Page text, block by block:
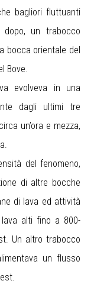
bagliori fluttuanti
dopo, un trabocco
bocca orientale del
Bove.
evolveva in una
dagli ultimi tre
un’ora e mezza,
del fenomeno,
di altre bocche
di lava ed attività
alti fino a 800-
Un altro trabocco
un flusso